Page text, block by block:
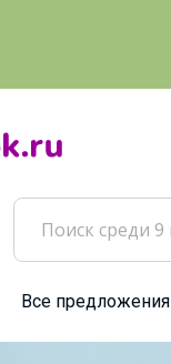
Все предложения